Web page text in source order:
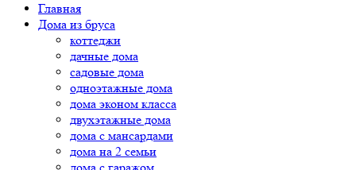
Главная
Дома из бруса
коттеджи
дачные дома
садовые дома
одноэтажные дома
дома эконом класса
двухэтажные дома
дома с мансардами
дома на 2 семьи